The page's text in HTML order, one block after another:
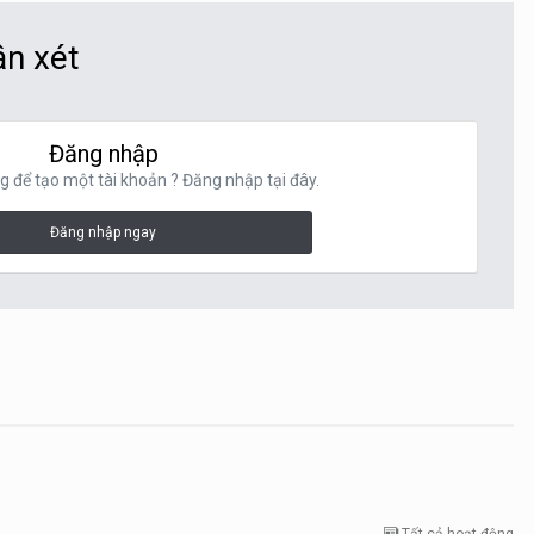
xét
Đăng nhập
để tạo một tài khoản ? Đăng nhập tại đây.
Đăng nhập ngay